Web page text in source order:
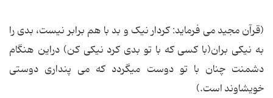
(قرآن مجید می فرماید: کردار نیک و بد با هم برابر نیست، بدی را
به نیکی بران(با کسی که با تو بدی کرد نیکی کن) دراین هنگام
دشمنت چنان با تو دوست میگردد که می پنداری دوستی
خویشاوند است.)